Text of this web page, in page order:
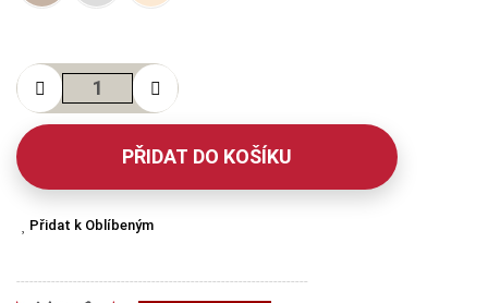
PŘIDAT DO KOŠÍKU
Přidat k Oblíbeným
-------------------------------------------------------------------